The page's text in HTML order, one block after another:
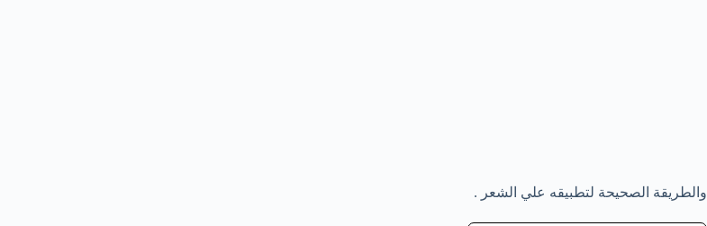
والطريقة الصحيحة لتطبيقه علي الشعر .